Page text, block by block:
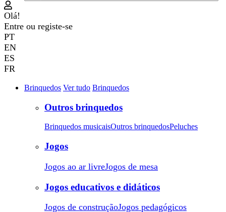
Olá!
Entre ou registe-se
PT
EN
ES
FR
Brinquedos Ver tudo Brinquedos
Outros brinquedos
Brinquedos musicaisOutros brinquedosPeluches
Jogos
Jogos ao ar livreJogos de mesa
Jogos educativos e didáticos
Jogos de construçãoJogos pedagógicos